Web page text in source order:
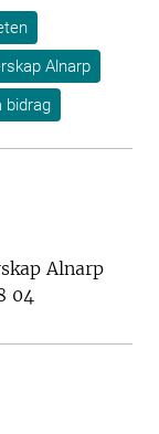
Alnarp
bidrag
Alnarp
04